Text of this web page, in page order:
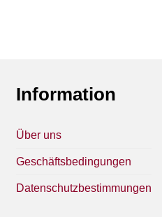
Information
Über uns
Geschäftsbedingungen
Datenschutzbestimmungen